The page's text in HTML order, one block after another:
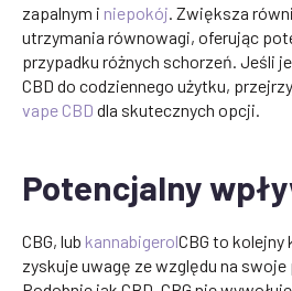
zapalnym i niepokój. Zwiększa
utrzymania równowagi, oferując
przypadku różnych schorzeń. Jeśli
CBD do codziennego użytku,
vape CBD dla skutecznych opcji.
Potencjalny
CBG, lub kannabigerolCBG to
zyskuje uwagę ze względu na